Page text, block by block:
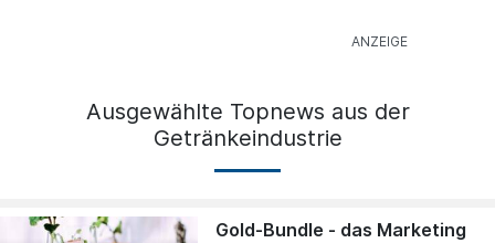
Ausgewählte Topnews aus der
Getränkeindustrie
Gold-Bundle - das Marketing